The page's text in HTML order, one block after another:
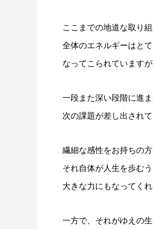
ここまでの地道な取り
全体のエネルギーはと
なってこられていますが
一段また深い段階に進
次の課題が差し出されて
繊細な感性をお持ちの方
それ自体が人生を歩む
大きな力にもなってくれ
一方で、それがゆえの